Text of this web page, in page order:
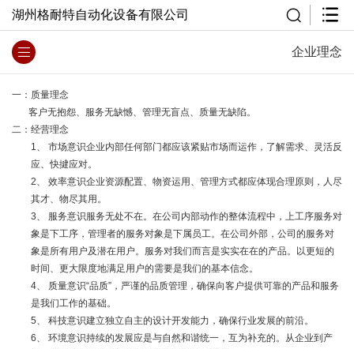
湖州格耐特自动化设备有限公司
企业理念
一：质量理念
客户无抱怨、服务无缺憾、管理无盲点、质量无缺陷。
二：经营理念
1、 市场意识企业内部任何部门都应该紧贴市场而运作，了解需求、灵活反
应、快揵应对。
2、 效率意识企业资源配置、物资运用、管理方式都应体现合理原则，人尽
其才、物尽其用。
3、 服务意识服务无处不在。在公司内部动作的整体流程中，上工序服务对
象是下工序，管理者的服务对象是下属员工。在公司外部，公司的服务对
象是所有用户及潜在用户。服务对我们而言是实实在在的产品。以更短的
时间、更大限度地满足用户的需要是我们的基本信念。
4、 质量意识“品质”，严谨的品质管理，确保向客户提供可靠的产品和服务
是我们工作的基础。
5、 科技意识建立独立自主的设计开发能力，确保行业发展的前沿。
6、 环境意识持续的发展应是与自然和谐统一，互为补充的。从企业到产